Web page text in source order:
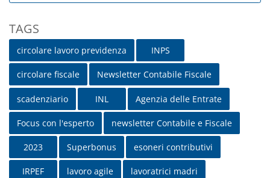
TAGS
circolare lavoro previdenza INPS
circolare fiscale Newsletter Contabile Fiscale
scadenziario INL Agenzia delle Entrate
Focus con l'esperto newsletter Contabile e Fiscale
2023 Superbonus esoneri contributivi
IRPEF lavoro agile lavoratrici madri